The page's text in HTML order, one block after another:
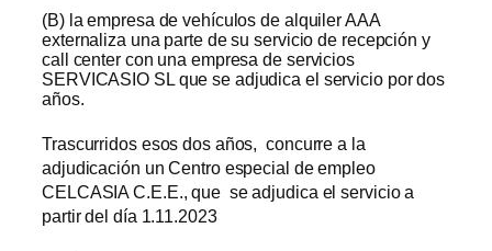
(B) la empresa de vehículos de alquiler AAA
externaliza una parte de su servicio de recepción y
call center con una empresa de servicios
SERVICASIO SL que se adjudica el servicio por dos
años.
Trascurridos esos dos años, concurre a la
adjudicación un Centro especial de empleo
CELCASIA C.E.E., que se adjudica el servicio a
partir del día 1.11.2023